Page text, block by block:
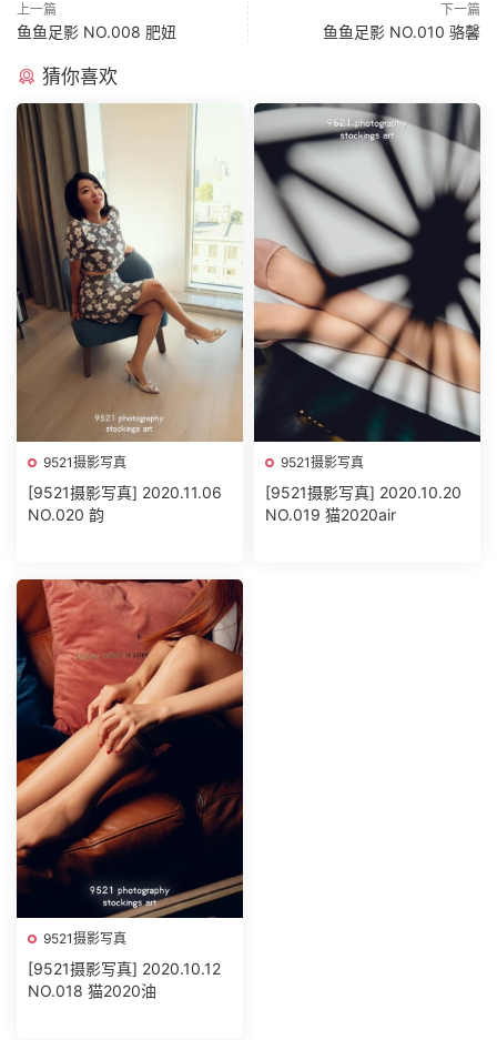
上一篇
鱼鱼足影 NO.008 肥妞
下一篇
鱼鱼足影 NO.010 骆馨
猜你喜欢
9521摄影写真
[9521摄影写真] 2020.11.06
NO.020 韵
9521摄影写真
[9521摄影写真] 2020.10.20
NO.019 猫2020air
9521摄影写真
[9521摄影写真] 2020.10.12
NO.018 猫2020油